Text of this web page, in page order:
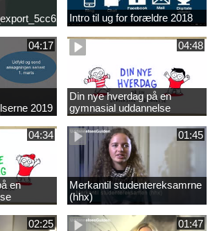
Intro til ug for forældre 2018
04:17
2019
04:48
Din nye hverdag på en
gymnasial uddannelse
04:34
en
01:45
Merkantil studentereksamrne
(hhx)
02:25 01:47